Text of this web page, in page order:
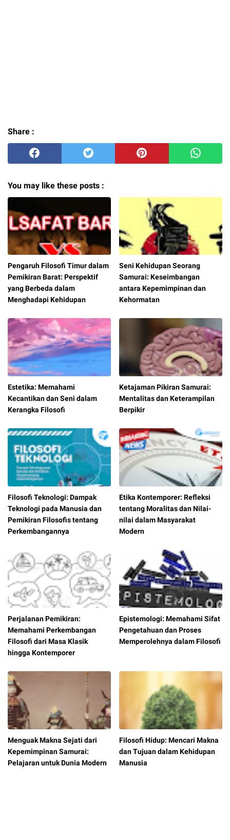
Share :
You may like these posts :
Pengaruh Filosofi Timur dalam
Pemikiran Barat: Perspektif
yang Berbeda dalam
Menghadapi Kehidupan
Seni Kehidupan Seorang
Samurai: Keseimbangan
antara Kepemimpinan dan
Kehormatan
Estetika: Memahami
Kecantikan dan Seni dalam
Kerangka Filosofi
Ketajaman Pikiran Samurai:
Mentalitas dan Keterampilan
Berpikir
Filosofi Teknologi: Dampak
Teknologi pada Manusia dan
Pemikiran Filosofis tentang
Perkembangannya
Etika Kontemporer: Refleksi
tentang Moralitas dan Nilai-
nilai dalam Masyarakat
Modern
Perjalanan Pemikiran:
Memahami Perkembangan
Filosofi dari Masa Klasik
hingga Kontemporer
Epistemologi: Memahami Sifat
Pengetahuan dan Proses
Memperolehnya dalam Filosofi
Menguak Makna Sejati dari
Kepemimpinan Samurai:
Pelajaran untuk Dunia Modern
Filosofi Hidup: Mencari Makna
dan Tujuan dalam Kehidupan
Manusia